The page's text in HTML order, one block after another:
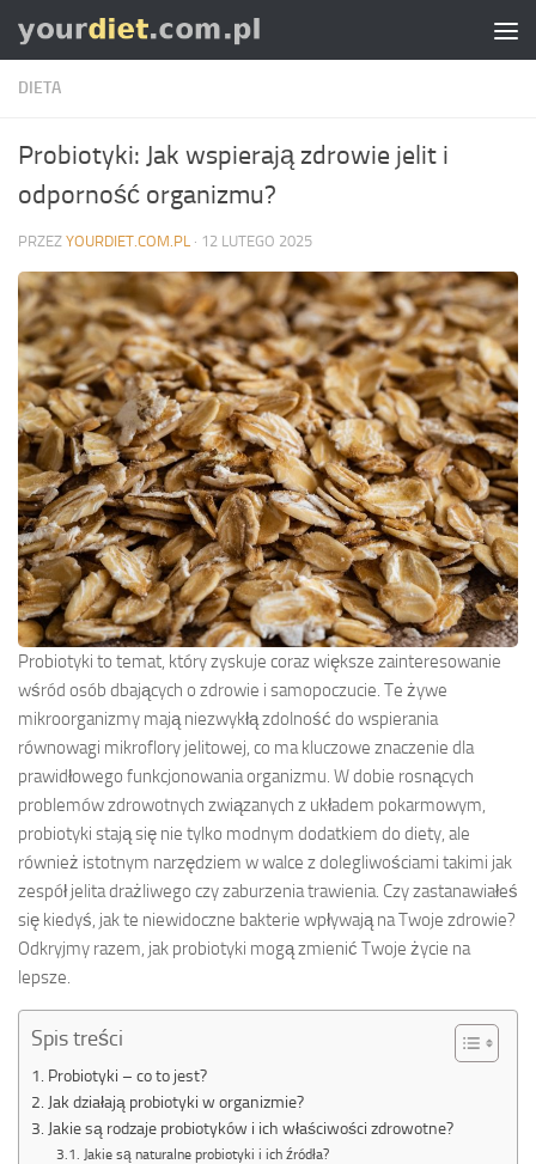
Skip to content
DIETA
Probiotyki: Jak wspierają zdrowie jelit i
odporność organizmu?
PRZEZ YOURDIET.COM.PL · 12 LUTEGO 2025
Probiotyki to temat, który zyskuje coraz większe zainteresowanie
wśród osób dbających o zdrowie i samopoczucie. Te żywe
mikroorganizmy mają niezwykłą zdolność do wspierania
równowagi mikroflory jelitowej, co ma kluczowe znaczenie dla
prawidłowego funkcjonowania organizmu. W dobie rosnących
problemów zdrowotnych związanych z układem pokarmowym,
probiotyki stają się nie tylko modnym dodatkiem do diety, ale
również istotnym narzędziem w walce z dolegliwościami takimi jak
zespół jelita drażliwego czy zaburzenia trawienia. Czy zastanawiałeś
się kiedyś, jak te niewidoczne bakterie wpływają na Twoje zdrowie?
Odkryjmy razem, jak probiotyki mogą zmienić Twoje życie na
lepsze.
Spis treści
Probiotyki – co to jest?
Jak działają probiotyki w organizmie?
Jakie są rodzaje probiotyków i ich właściwości zdrowotne?
Jakie są naturalne probiotyki i ich źródła?